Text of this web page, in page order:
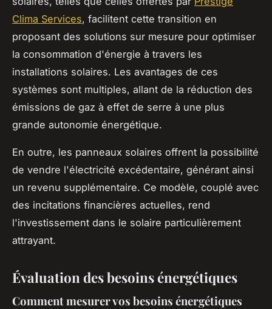
Clima Services, facilitent cette transition en
proposant des solutions sur mesure pour optimiser
la consommation d'énergie à travers les
installations solaires. Les avantages de ces
systèmes sont multiples, allant de la réduction des
émissions de gaz à effet de serre à une plus
grande autonomie énergétique.
En outre, les panneaux solaires offrent la possibilité
de vendre l'électricité excédentaire, générant ainsi
un revenu supplémentaire. Ce modèle, couplé avec
des incitations financières actuelles, rend
l'investissement dans le solaire particulièrement
attrayant.
Évaluation des besoins énergétiques
Comment mesurer vos besoins énergétiques